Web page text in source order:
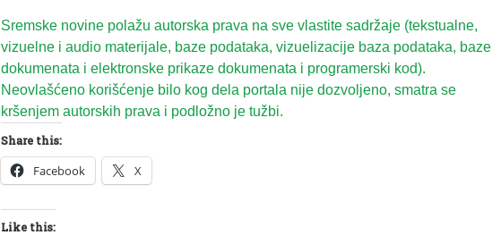
Sremske novine polažu autorska prava na sve vlastite sadržaje (tekstualne,
vizuelne i audio materijale, baze podataka, vizuelizacije baza podataka, baze
dokumenata i elektronske prikaze dokumenata i programerski kod).
Neovlašćeno korišćenje bilo kog dela portala nije dozvoljeno, smatra se
kršenjem autorskih prava i podložno je tužbi.
Share this:
Facebook X
Like this: